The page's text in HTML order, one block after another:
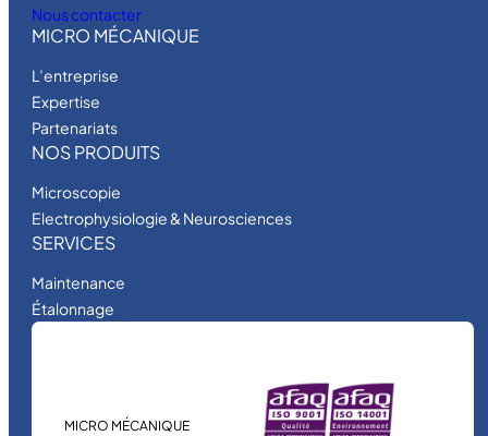
Nous contacter
MICRO MÉCANIQUE
L’entreprise
Expertise
Partenariats
NOS PRODUITS
Microscopie
Electrophysiologie & Neurosciences
SERVICES
Maintenance
Étalonnage
MICRO MÉCANIQUE